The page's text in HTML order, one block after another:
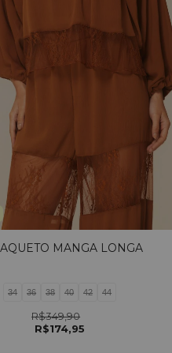
MANGA LONGA
34 36 38 40 42 44
R$349,90
R$174,95